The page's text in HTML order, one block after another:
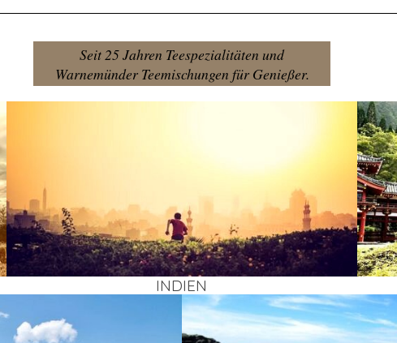
Seit 25 Jahren Teespezialitäten und
Warnemünder Teemischungen für Genießer.
INDI­EN